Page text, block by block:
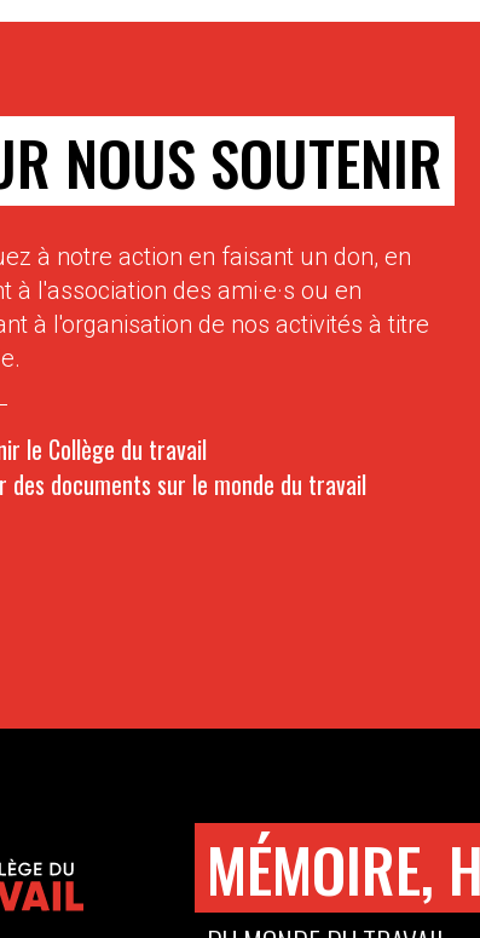
NOUS SOUTENIR
à notre action en faisant un don, en
à l'association des ami·e·s ou en
à l'organisation de nos activités à titre
le Collège du travail
des documents sur le monde du travail
MÉMOIRE,